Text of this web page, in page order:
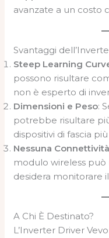
avanzate a un costo
Svantaggi
Steep Learning
possono risultare
non è esperto di
Dimensioni e Peso:
potrebbe risultare
dispositivi di fascia più
Nessuna
modulo wireless
desidera monitorare
A Chi È Destinato?
L’Inverter Driver